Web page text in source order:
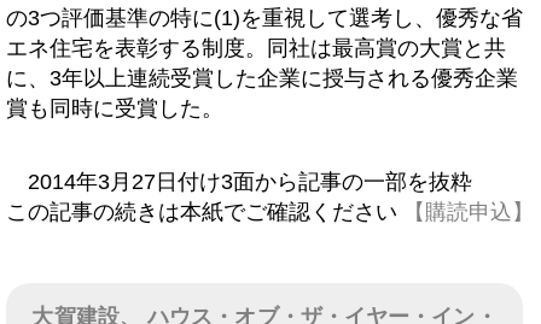
の3つ評価基準の特に(1)を重視して選考し、優秀な省
エネ住宅を表彰する制度。同社は最高賞の大賞と共
に、3年以上連続受賞した企業に授与される優秀企業
賞も同時に受賞した。
2014年3月27日付け3面から記事の一部を抜粋
この記事の続きは本紙でご確認ください
【購読申込】
大賀建設、 ハウス・オブ・ザ・イヤー・イン・